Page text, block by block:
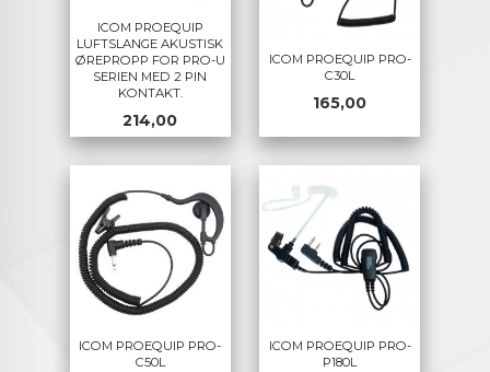
ICOM PROEQUIP
LUFTSLANGE AKUSTISK
ØREPROPP FOR PRO-U
SERIEN MED 2 PIN
KONTAKT.
Pris
214,00
ICOM PROEQUIP PRO-
C30L
Pris
165,00
ICOM PROEQUIP PRO-
C50L
ICOM PROEQUIP PRO-
P180L